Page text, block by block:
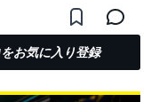
をお気に入り登録